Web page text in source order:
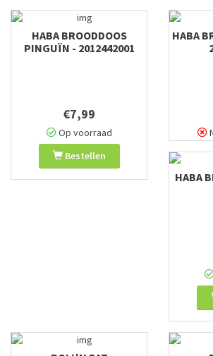
HABA BROODDOOS
PINGUÏN - 2012442001
€7,99
Op voorraad
Bestellen
HABA
HABA